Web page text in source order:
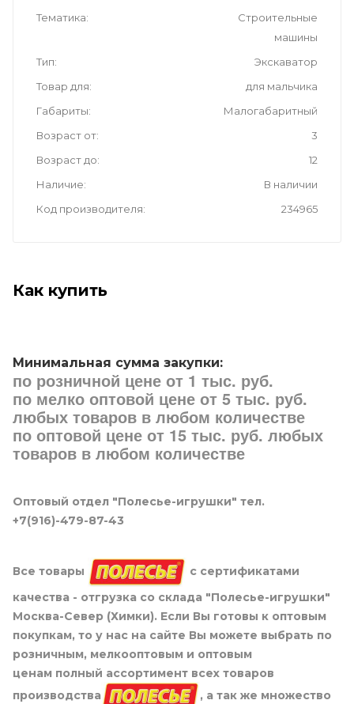
Тематика
Cтроительные
машины
Тип
Экскаватор
Товар для
для мальчика
Габариты
Малогабаритный
Возраст от
3
Возраст до
12
Наличие
В наличии
Код производителя
234965
Как купить
Минимальная сумма закупки:
по розничной цене от 1 тыс. руб.
по мелко оптовой цене от 5 тыс. руб.
любых товаров в любом количестве
по оптовой цене от 15 тыс. руб. любых
товаров в любом количестве
Оптовый отдел "Полесье-игрушки" тел.
+7(916)-479-87-43
Все товары
с сертификатами
качества - отгрузка со склада "Полесье-игрушки"
Москва-Север (Химки). Если Вы готовы к оптовым
покупкам, то у нас на сайте Вы можете выбрать по
розничным, мелкооптовым и оптовым
ценам полный ассортимент всех товаров
производства
, а так же множество